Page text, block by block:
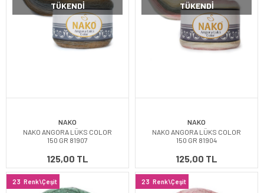
TÜKENDI
NAKO
NAKO ANGORA LÜKS COLOR
150 GR 81907
125,00 TL
TÜKENDI
NAKO
NAKO ANGORA LÜKS COLOR
150 GR 81904
125,00 TL
23 Renk\Çeşit 23 Renk\Çeşit